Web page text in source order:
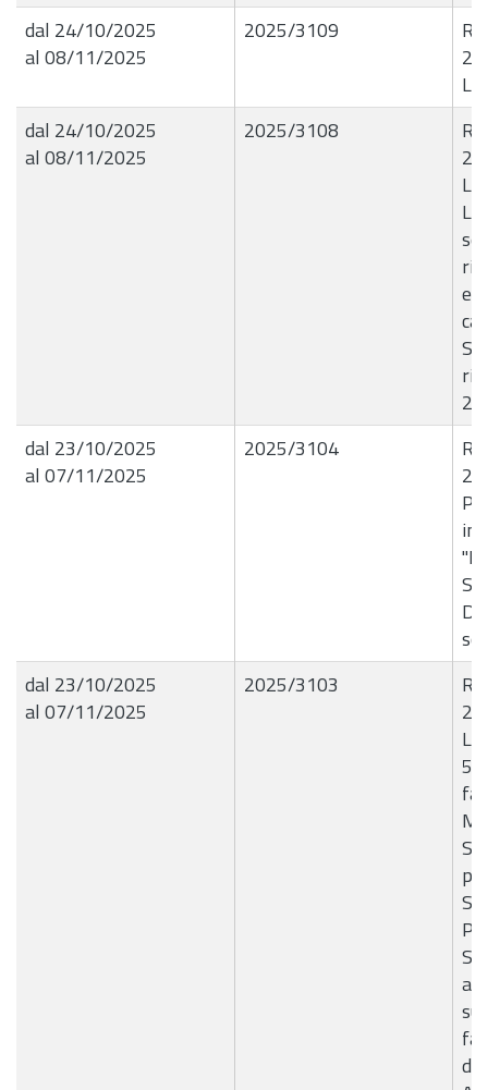
dal 24/10/2025
al 08/11/2025
2025/3109
dal 24/10/2025
al 08/11/2025
2025/3108
e
dal 23/10/2025
al 07/11/2025
2025/3104
dal 23/10/2025
al 07/11/2025
2025/3103